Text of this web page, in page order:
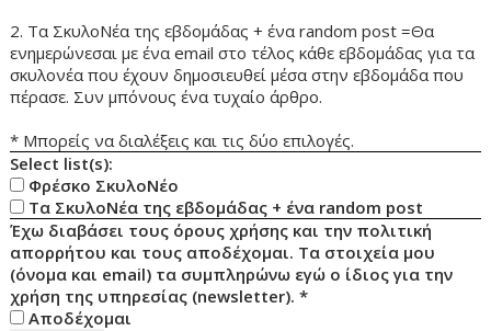
2. Τα ΣκυλοΝέα της εβδομάδας + ένα random post =Θα
ενημερώνεσαι με ένα email στο τέλος κάθε εβδομάδας για τα
σκυλονέα που έχουν δημοσιευθεί μέσα στην εβδομάδα που
πέρασε. Συν μπόνους ένα τυχαίο άρθρο.
* Μπορείς να διαλέξεις και τις δύο επιλογές.
Select list(s):
Φρέσκο ΣκυλοΝέο
Τα ΣκυλοΝέα της εβδομάδας + ένα random post
Έχω διαβάσει τους όρους χρήσης και την πολιτική
απορρήτου και τους αποδέχομαι. Τα στοιχεία μου
(όνομα και email) τα συμπληρώνω εγώ ο ίδιος για την
χρήση της υπηρεσίας (newsletter).*
Αποδέχομαι